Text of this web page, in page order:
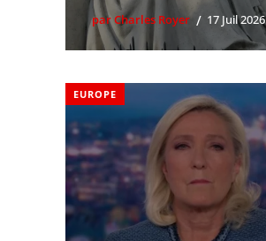
par Charles Royer 17 Juil 2026
EUROPE